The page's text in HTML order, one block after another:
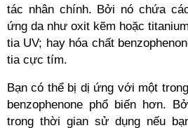
tác nhân chính. Bởi nó chứa
ứng da như oxit kẽm hoặc
tia UV; hay hóa chất
tia cực tím.
Bạn có thể bị dị ứng với một
benzophenone phổ biến hơn.
trong thời gian sử dụng nếu